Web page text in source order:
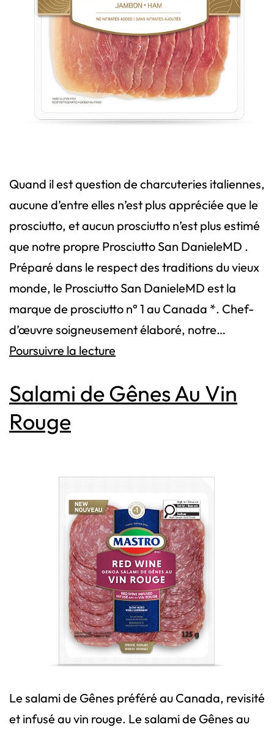
Quand il est question de charcuteries italiennes,
aucune d’entre elles n’est plus appréciée que le
prosciutto, et aucun prosciutto n’est plus estimé
que notre propre Prosciutto San DanieleMD .
Préparé dans le respect des traditions du vieux
monde, le Prosciutto San DanieleMD est la
marque de prosciutto n° 1 au Canada *. Chef-
d’œuvre soigneusement élaboré, notre…
Poursuivre la lecture
Salami de Gênes Au Vin
Rouge
Le salami de Gênes préféré au Canada, revisité
et infusé au vin rouge. Le salami de Gênes au